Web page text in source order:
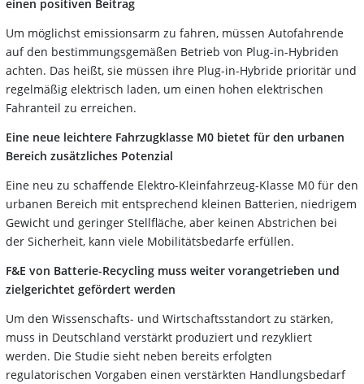
einen positiven Beitrag
Um möglichst emissionsarm zu fahren, müssen Autofahrende
auf den bestimmungsgemäßen Betrieb von Plug-in-Hybriden
achten. Das heißt, sie müssen ihre Plug-in-Hybride prioritär und
regelmäßig elektrisch laden, um einen hohen elektrischen
Fahranteil zu erreichen.
Eine neue leichtere Fahrzugklasse M0 bietet für den urbanen
Bereich zusätzliches Potenzial
Eine neu zu schaffende Elektro-Kleinfahrzeug-Klasse M0 für den
urbanen Bereich mit entsprechend kleinen Batterien, niedrigem
Gewicht und geringer Stellfläche, aber keinen Abstrichen bei
der Sicherheit, kann viele Mobilitätsbedarfe erfüllen.
F&E von Batterie-Recycling muss weiter vorangetrieben und
zielgerichtet gefördert werden
Um den Wissenschafts- und Wirtschaftsstandort zu stärken,
muss in Deutschland verstärkt produziert und rezykliert
werden. Die Studie sieht neben bereits erfolgten
regulatorischen Vorgaben einen verstärkten Handlungsbedarf